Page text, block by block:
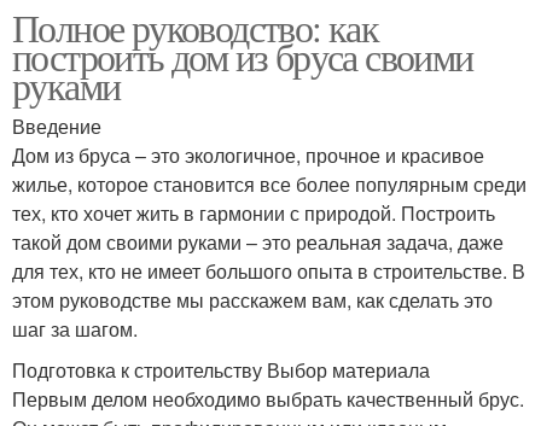
Полное руководство: как
построить дом из бруса своими
руками
Введение
Дом из бруса – это экологичное, прочное и красивое
жилье, которое становится все более популярным среди
тех, кто хочет жить в гармонии с природой. Построить
такой дом своими руками – это реальная задача, даже
для тех, кто не имеет большого опыта в строительстве. В
этом руководстве мы расскажем вам, как сделать это
шаг за шагом.
Подготовка к строительству Выбор материала
Первым делом необходимо выбрать качественный брус.